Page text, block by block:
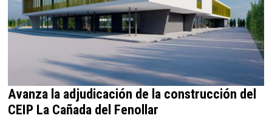
Avanza la adjudicación de la construcción del
CEIP La Cañada del Fenollar